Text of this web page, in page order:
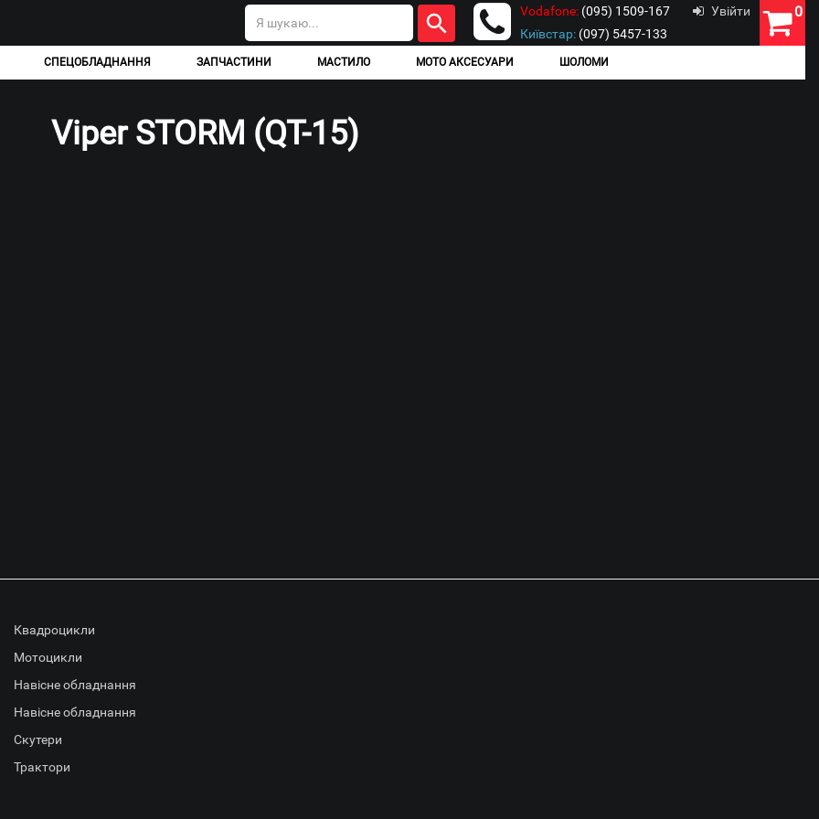
Vodafone: (095) 1509-167
Київстар: (097) 5457-133
Увійти 0
СПЕЦОБЛАДНАННЯ ЗАПЧАСТИНИ МАСТИЛО МОТО АКСЕСУАРИ ШОЛОМИ
Viper STORM (QT-15)
Квадроцикли
Мотоцикли
Навісне обладнання
Навісне обладнання
Скутери
Трактори